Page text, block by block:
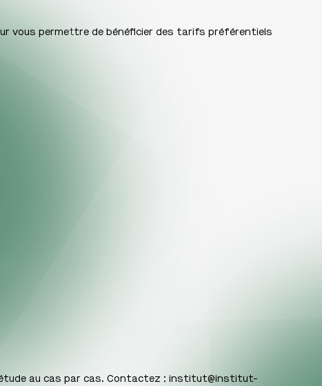
vous permettre de bénéficier des tarifs préférentiels
au cas par cas. Contactez :institut@institut-